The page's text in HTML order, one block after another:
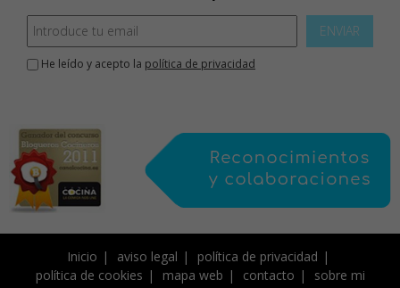
ENVIAR
He leído y acepto la política de privacidad
Inicio aviso legal
política de privacidad
política de cookies
mapa web contacto sobre mi